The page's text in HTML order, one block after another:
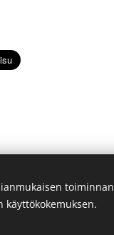
osuuskunta | Kaikki